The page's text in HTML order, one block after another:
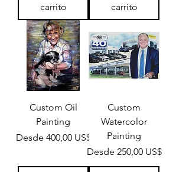
carrito
carrito
Custom Oil
Painting
Desde 400,00 US$
Precio de oferta
Custom
Watercolor
Painting
Desde 250,00 US$
Precio de oferta